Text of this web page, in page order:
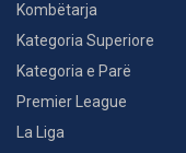
Kombëtarja
Kategoria Superiore
Kategoria e Parë
Premier League
La Liga